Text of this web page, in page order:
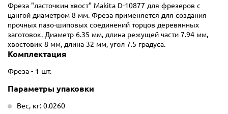
Фреза "ласточкин хвост" Makita D-10877 для фрезеров с
цангой диаметром 8 мм. Фреза применяется для создания
прочных пазо-шиповых соединений торцов деревянных
заготовок. Диаметр 6.35 мм, длина режущей части 7.94 мм,
хвостовик 8 мм, длина 32 мм, угол 7.5 градуса.
Комплектация
Фреза - 1 шт.
Параметры упаковки
Вес, кг: 0.0260